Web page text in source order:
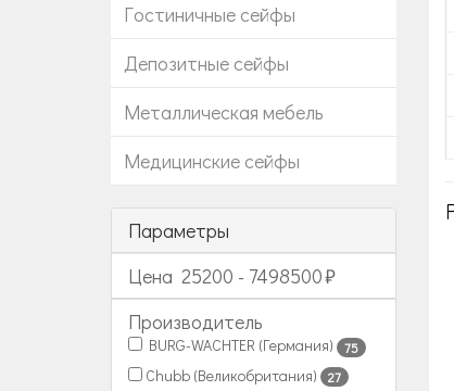
Гостиничные сейфы
Депозитные сейфы
Металлическая мебель
Медицинские сейфы
Параметры
Цена 25200 - 7498500
Производитель
BURG-WACHTER (Германия) 75
Chubb (Великобритания) 27